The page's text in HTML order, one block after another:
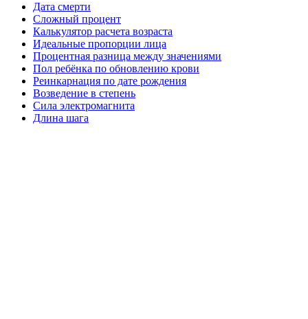
Дата смерти
Сложный процент
Калькулятор расчета возраста
Идеальные пропорции лица
Процентная разница между значениями
Пол ребёнка по обновлению крови
Реинкарнация по дате рождения
Возведение в степень
Сила электромагнита
Длина шага